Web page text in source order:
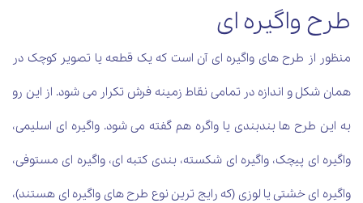
طرح واگیره ای
منظور از طرح های واگیره ای آن است که یک قطعه یا تصویر کوچک در
همان شکل و اندازه در تمامی نقاط زمینه فرش تکرار می شود. از این رو
به این طرح ها بندبندی یا واگره هم گفته می شود. واگیره ای اسلیمی،
واگیره ای پیچک، واگیره ای شکسته، بندی کتبه ای، واگیره ای مستوفی،
واگیره ای خشتی یا لوزی (که رایج ترین نوع طرح های واگیره ای هستند)،